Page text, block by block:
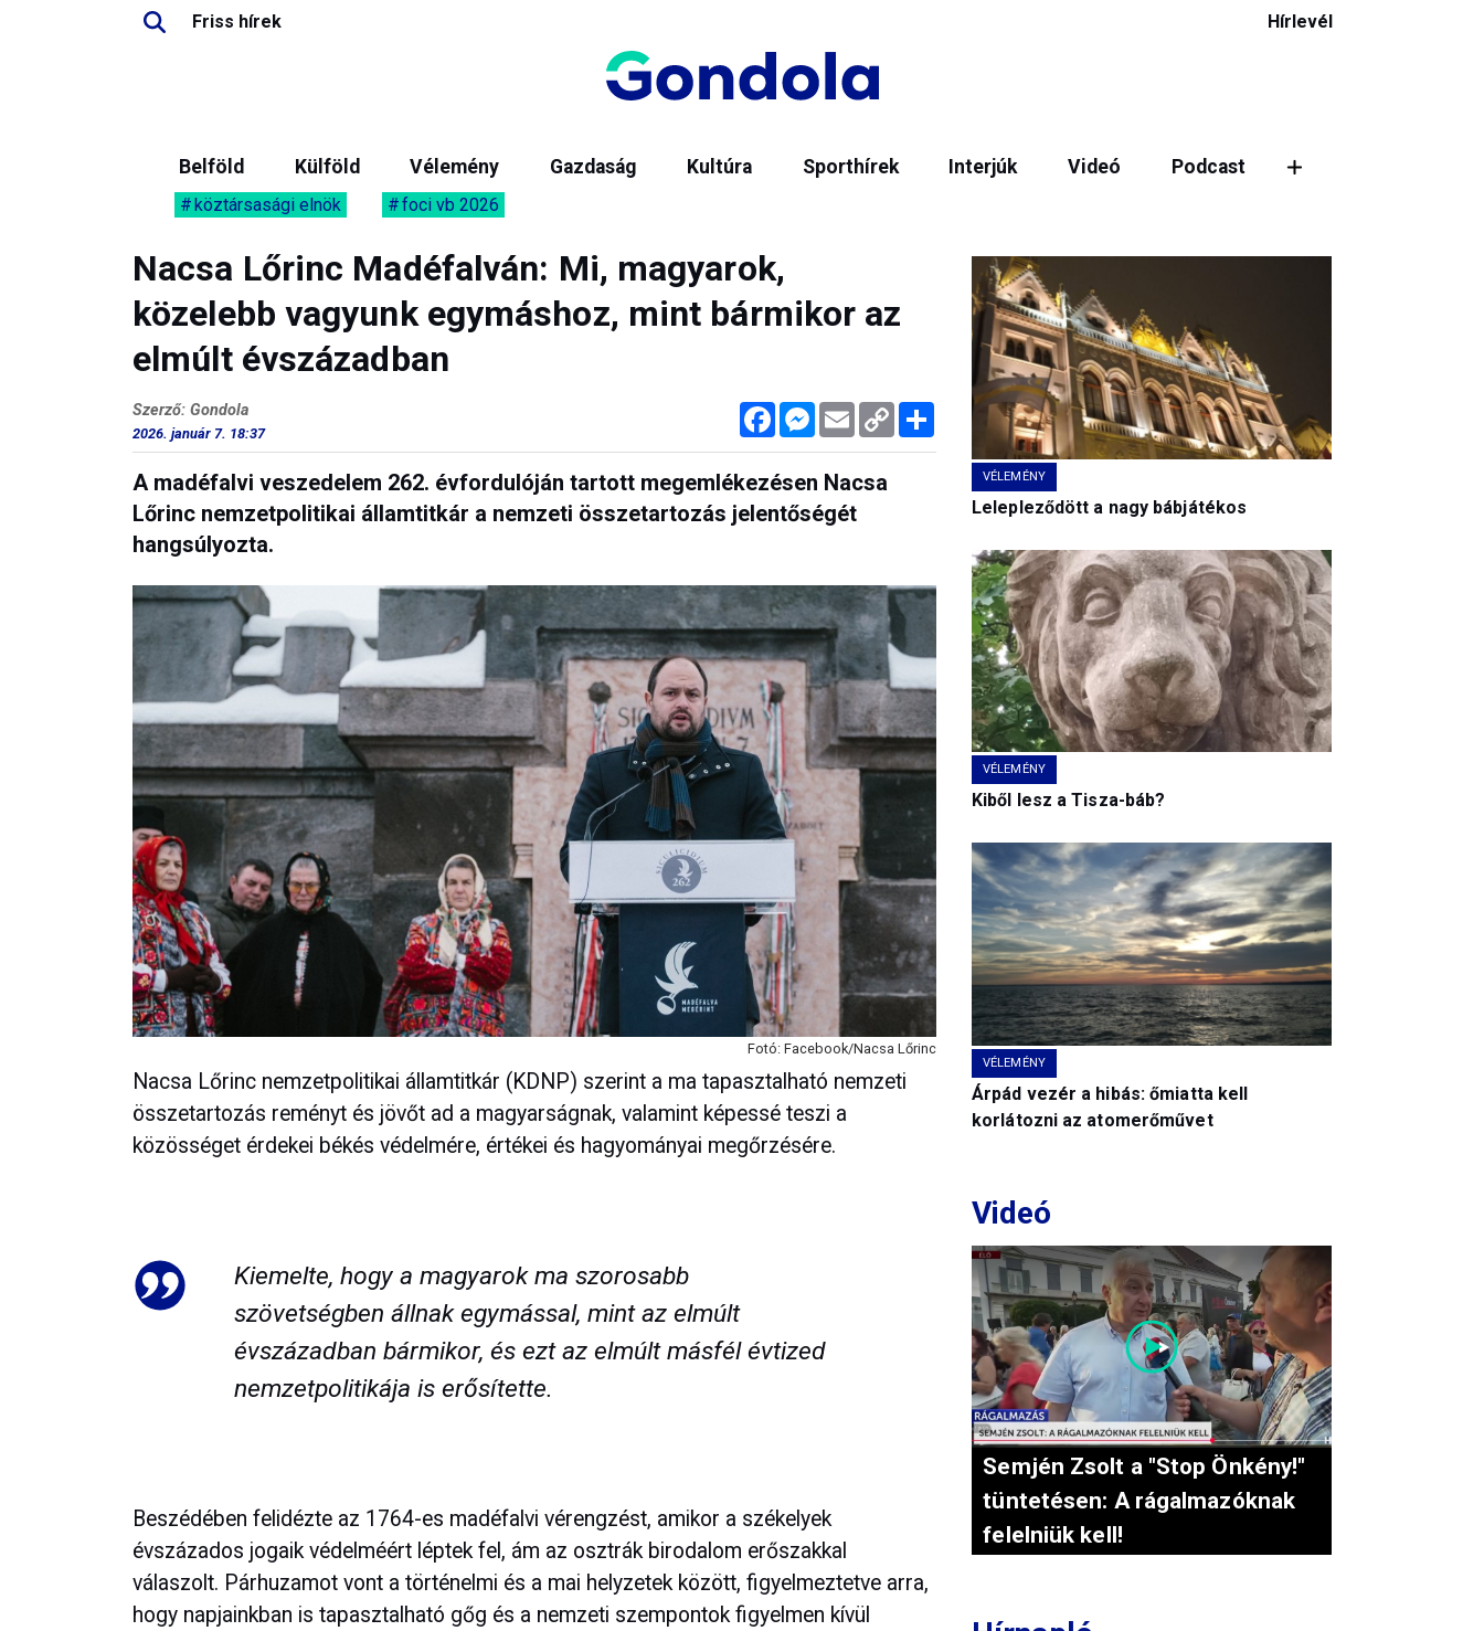
Friss hírek Hírlevél
Belföld Külföld Vélemény Gazdaság Kultúra Sporthírek Interjúk Videó Podcast
köztársasági elnök foci vb 2026
Nacsa Lőrinc Madéfalván: Mi, magyarok,
közelebb vagyunk egymáshoz, mint bármikor az
elmúlt évszázadban
FacebookMessenger
Email Copy
Link
Megosztás
Szerző: Gondola
2026. január 7. 18:37
A madéfalvi veszedelem 262. évfordulóján tartott megemlékezésen Nacsa
Lőrinc nemzetpolitikai államtitkár a nemzeti összetartozás jelentőségét
hangsúlyozta.
Fotó: Facebook/Nacsa Lőrinc
Nacsa Lőrinc nemzetpolitikai államtitkár (KDNP) szerint a ma tapasztalható nemzeti
összetartozás reményt és jövőt ad a magyarságnak, valamint képessé teszi a
közösséget érdekei békés védelmére, értékei és hagyományai megőrzésére.
Kiemelte, hogy a magyarok ma szorosabb
szövetségben állnak egymással, mint az elmúlt
évszázadban bármikor, és ezt az elmúlt másfél évtized
nemzetpolitikája is erősítette.
Beszédében felidézte az 1764-es madéfalvi vérengzést, amikor a székelyek
évszázados jogaik védelméért léptek fel, ám az osztrák birodalom erőszakkal
válaszolt. Párhuzamot vont a történelmi és a mai helyzetek között, figyelmeztetve arra,
hogy napjainkban is tapasztalható gőg és a nemzeti szempontok figyelmen kívül
VÉLEMÉNY
Lelepleződött a nagy bábjátékos
VÉLEMÉNY
Kiből lesz a Tisza-báb?
VÉLEMÉNY
Árpád vezér a hibás: őmiatta kell
korlátozni az atomerőművet
Videó
Semjén Zsolt a "Stop Önkény!"
tüntetésen: A rágalmazóknak
felelniük kell!